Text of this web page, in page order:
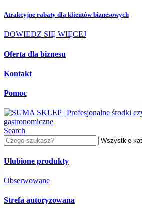
Atrakcyjne rabaty dla klientów biznesowych
DOWIEDZ SIĘ WIĘCEJ
Oferta dla biznesu
Kontakt
Pomoc
Search
Ulubione produkty
Obserwowane
Strefa autoryzowana